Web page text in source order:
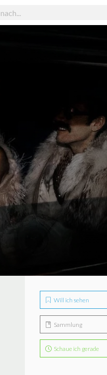
Will ich sehen
Sammlung
Schaue ich gerade